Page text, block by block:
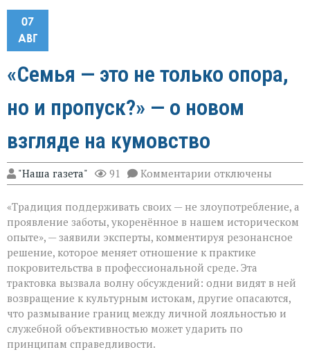
07
АВГ
«Семья — это не только опора,
но и пропуск?» — о новом
взгляде на кумовство
"Наша газета" 91 Комментарии к
записи
не
только
но
и
пропуск?» — о
новом
взгляде
на
кумовство
отключены
«Традиция поддерживать своих — не злоупотребление, а
проявление заботы, укоренённое в нашем историческом
опыте», — заявили эксперты, комментируя резонансное
решение, которое меняет отношение к практике
покровительства в профессиональной среде. Эта
трактовка вызвала волну обсуждений: одни видят в ней
возвращение к культурным истокам, другие опасаются,
что размывание границ между личной лояльностью и
служебной объективностью может ударить по
принципам справедливости.